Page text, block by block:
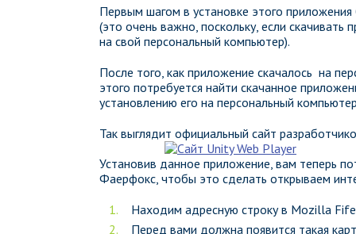
Первым шагом в установке этого приложения
(это очень важно, поскольку, если
на свой персональный компьютер).
После того, как приложение скачалось на
этого потребуется найти скачанное
установлению его на персональный
Так выглядит официальный сайт
Установив данное приложение, вам теперь
Фаерфокс, чтобы это сделать открываем
Находим адресную строку в Mozilla
Перед вами должна появится такая